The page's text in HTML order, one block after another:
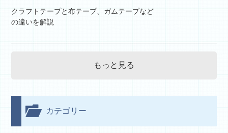
クラフトテープと布テープ、ガムテープなど
の違いを解説
もっと見る
カテゴリー